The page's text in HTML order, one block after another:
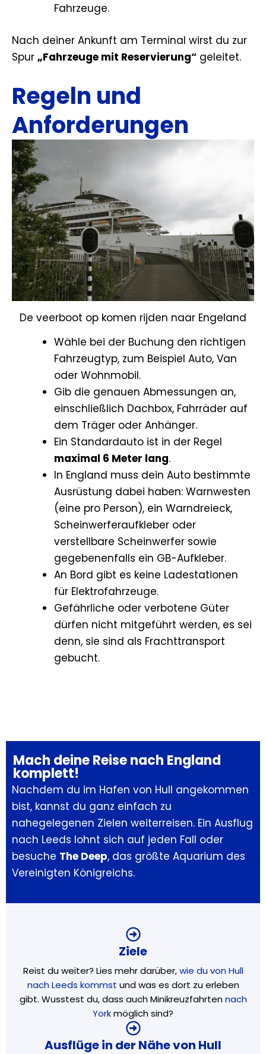
Fahrzeuge.
Nach deiner Ankunft am Terminal wirst du zur
Spur „Fahrzeuge mit Reservierung“ geleitet.
Regeln und
Anforderungen
De veerboot op komen rijden naar Engeland
Wähle bei der Buchung den richtigen
Fahrzeugtyp, zum Beispiel Auto, Van
oder Wohnmobil.
Gib die genauen Abmessungen an,
einschließlich Dachbox, Fahrräder auf
dem Träger oder Anhänger.
Ein Standardauto ist in der Regel
maximal 6 Meter lang.
In England muss dein Auto bestimmte
Ausrüstung dabei haben: Warnwesten
(eine pro Person), ein Warndreieck,
Scheinwerferaufkleber oder
verstellbare Scheinwerfer sowie
gegebenenfalls ein GB-Aufkleber.
An Bord gibt es keine Ladestationen
für Elektrofahrzeuge.
Gefährliche oder verbotene Güter
dürfen nicht mitgeführt werden, es sei
denn, sie sind als Frachttransport
gebucht.
Mach deine Reise nach England
komplett!
Nachdem du im Hafen von Hull angekommen
bist, kannst du ganz einfach zu
nahegelegenen Zielen weiterreisen. Ein Ausflug
nach Leeds lohnt sich auf jeden Fall oder
besuche The Deep, das größte Aquarium des
Vereinigten Königreichs.
Ziele
Reist du weiter? Lies mehr darüber,wie du von Hull
nach Leeds kommst und was es dort zu erleben
gibt. Wusstest du, dass auch Minikreuzfahrtennach
Yorkmöglich sind?
Ausflüge in der Nähe von Hull